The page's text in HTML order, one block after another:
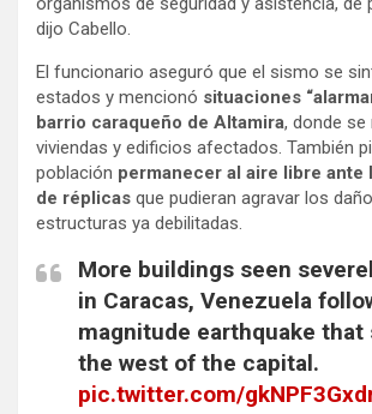
dijo Cabello.
El funcionario aseguró que el sismo se
estados y mencionó situaciones
barrio caraqueño de Altamira, donde
viviendas y edificios afectados. También
población permanecer al aire libre ante
de réplicas que pudieran agravar los
estructuras ya debilitadas.
More buildings seen
in Caracas, Venezuela
magnitude earthquake
the west of the capital.
pic.twitter.com/